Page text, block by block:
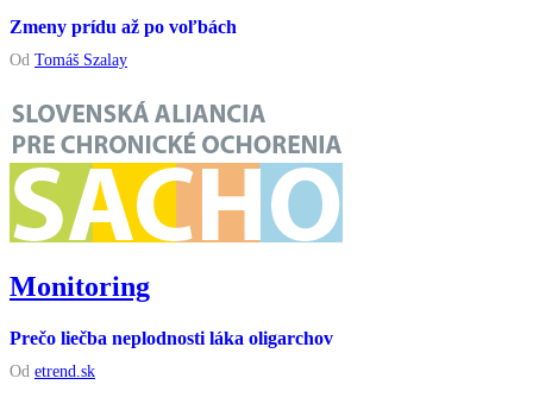
Zmeny prídu až po voľbách
Od Tomáš Szalay
Monitoring
Prečo liečba neplodnosti láka oligarchov
Od etrend.sk